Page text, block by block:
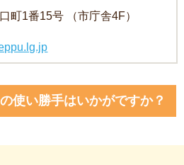
町1番15号 （市庁舎4F）
使い勝手はいかがですか？